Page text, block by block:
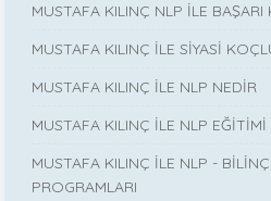
MUSTAFA KILINÇ NLP İLE BAŞARI
MUSTAFA KILINÇ İLE SİYASİ
MUSTAFA KILINÇ İLE NLP NEDİR
MUSTAFA KILINÇ İLE NLP EĞİTİMİ
MUSTAFA KILINÇ İLE NLP -
PROGRAMLARI